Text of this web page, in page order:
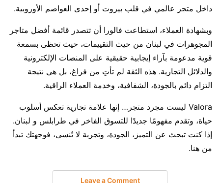
داخل متجر عالمي في قلب بيروت أو إحدى العواصم الأوروبية.
وبشهادة العملاء، استطاعت فالورا أن تتصدر قائمة أفضل متاجر
المجوهرات في لبنان من حيث التقييمات، حيث تحظى بسمعة
قوية مدعومة بآراء إيجابية حقيقية على المنصات الإلكترونية
والدلائل التجارية. هذه الثقة لم تأتِ من فراغ، بل هي نتيجة
التزام دائم بالجودة، الشفافية، وخدمة العملاء الراقية.
Valora ليست مجرد متجر… إنها علامة تجارية تعكس أسلوب
حياة، وتقدم مفهومًا جديدًا للتسوق الفاخر في طرابلس و لبنان.
إذا كنت تبحث عن التميز، الجودة، وتجربة لا تُنسى، فوجهتك تبدأ
من هنا.
Leave a Comment